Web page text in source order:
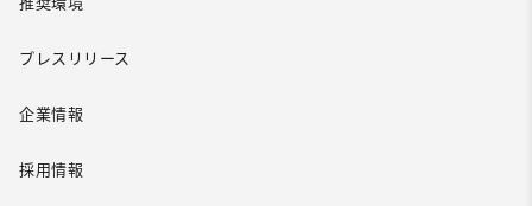
プレスリリース
企業情報
採用情報